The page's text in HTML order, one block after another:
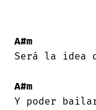
A#m
Será la idea
A#m
Y poder